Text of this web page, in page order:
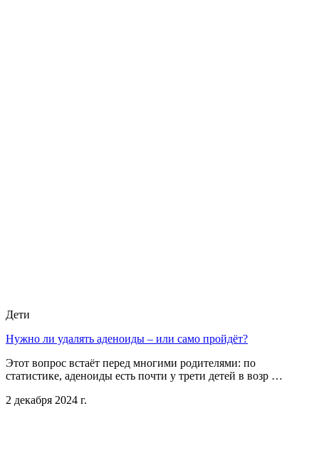
Дети
Нужно ли удалять аденоиды – или само пройдёт?
Этот вопрос встаёт перед многими родителями: по
статистике, аденоиды есть почти у трети детей в возр …
2 декабря 2024 г.